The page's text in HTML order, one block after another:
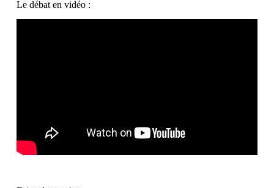
Le débat en vidéo :